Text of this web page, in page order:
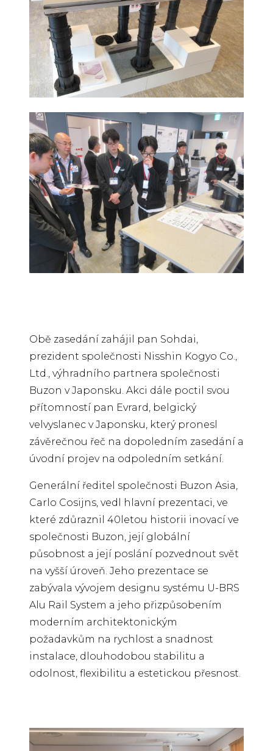
Obě zasedání zahájil pan Sohdai,
prezident společnosti Nisshin Kogyo Co.,
Ltd., výhradního partnera společnosti
Buzon v Japonsku. Akci dále poctil svou
přítomností pan Evrard, belgický
velvyslanec v Japonsku, který pronesl
závěrečnou řeč na dopoledním zasedání a
úvodní projev na odpoledním setkání.
Generální ředitel společnosti Buzon Asia,
Carlo Cosijns, vedl hlavní prezentaci, ve
které zdůraznil 40letou historii inovací ve
společnosti Buzon, její globální
působnost a její poslání pozvednout svět
na vyšší úroveň. Jeho prezentace se
zabývala vývojem designu systému U-BRS
Alu Rail System a jeho přizpůsobením
moderním architektonickým
požadavkům na rychlost a snadnost
instalace, dlouhodobou stabilitu a
odolnost, flexibilitu a estetickou přesnost.